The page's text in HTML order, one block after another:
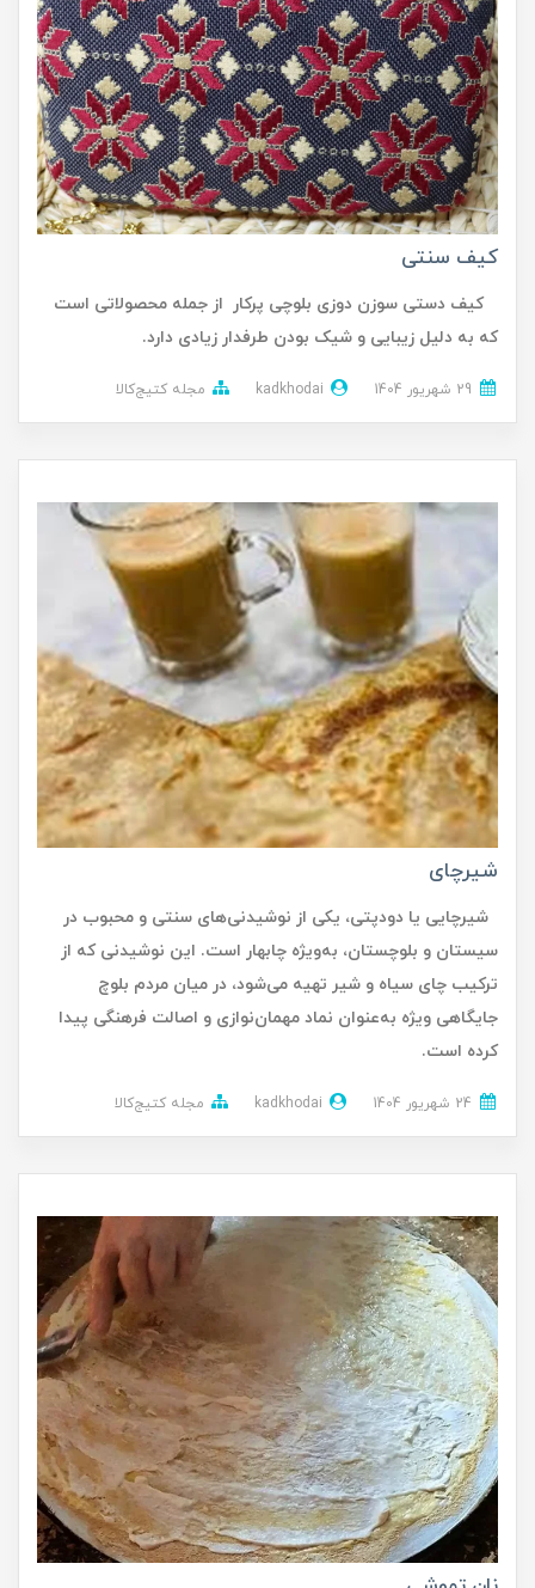
کیف سنتی
کیف دستی سوزن دوزی بلوچی پرکار از جمله محصولاتی است
که به دلیل زیبایی و شیک بودن طرفدار زیادی دارد.
kadkhodai مجله کتیج‌کالا
شیرچای
شیرچایی یا دودپتی، یکی از نوشیدنی‌های سنتی و محبوب در
سیستان و بلوچستان، به‌ویژه چابهار است. این نوشیدنی که از
ترکیب چای سیاه و شیر تهیه می‌شود، در میان مردم بلوچ
جایگاهی ویژه به‌عنوان نماد مهمان‌نوازی و اصالت فرهنگی پیدا
کرده است.
kadkhodai مجله کتیج‌کالا